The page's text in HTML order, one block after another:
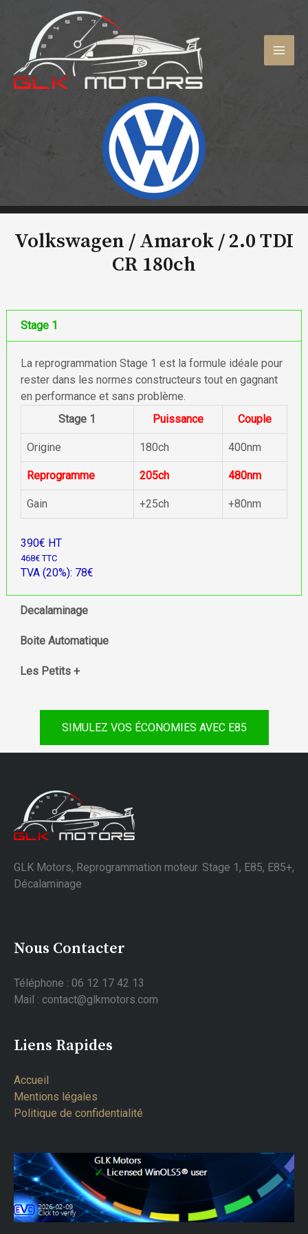
contenu
Volkswagen / Amarok /2.0 TDI
CR 180ch
Stage 1
La reprogrammation Stage 1 est la formule idéale pour
rester dans les normes constructeurs tout en gagnant
en performance et sans problème.
Stage 1
Puissance Couple
Origine 180ch 400nm
Reprogramme 205ch 480nm
Gain +25ch +80nm
390€ HT
468€ TTC
TVA (20%): 78€
Decalaminage
Boite Automatique
Les Petits +
SIMULEZ VOS ÉCONOMIES AVEC E85
GLK Motors, Reprogrammation moteur. Stage 1, E85, E85+,
Décalaminage
Nous Contacter
Téléphone : 06 12 17 42 13
Mail : contact@glkmotors.com
Liens Rapides
Accueil
Mentions légales
Politique de confidentialité